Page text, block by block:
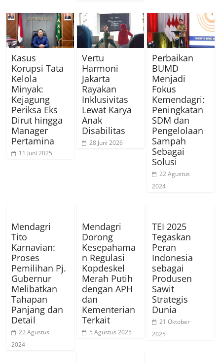
Kasus
Korupsi Tata
Kelola
Minyak:
Kejagung
Periksa Eks
Dirut hingga
Manager
Pertamina
11 Juni 2025
Vertu
Harmoni
Jakarta
Rayakan
Inklusivitas
Lewat Karya
Anak
Disabilitas
28 Juni 2026
Perbaikan
BUMD
Menjadi
Fokus
Kemendagri:
Peningkatan
SDM dan
Pengelolaan
Sampah
Sebagai
Solusi
22 Agustus
2024
Mendagri
Tito
Karnavian:
Proses
Pemilihan Pj.
Gubernur
Melibatkan
Tahapan
Panjang dan
Detail
22 Agustus
2024
Mendagri
Dorong
Kesepahama
n Regulasi
Kopdeskel
Merah Putih
dengan APH
dan
Kementerian
Terkait
5 Agustus 2025
TEI 2025
Tegaskan
Peran
Indonesia
sebagai
Produsen
Sawit
Strategis
Dunia
21 Oktober
2025